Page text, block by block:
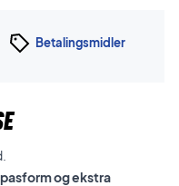
Betalingsmidler
og ekstra